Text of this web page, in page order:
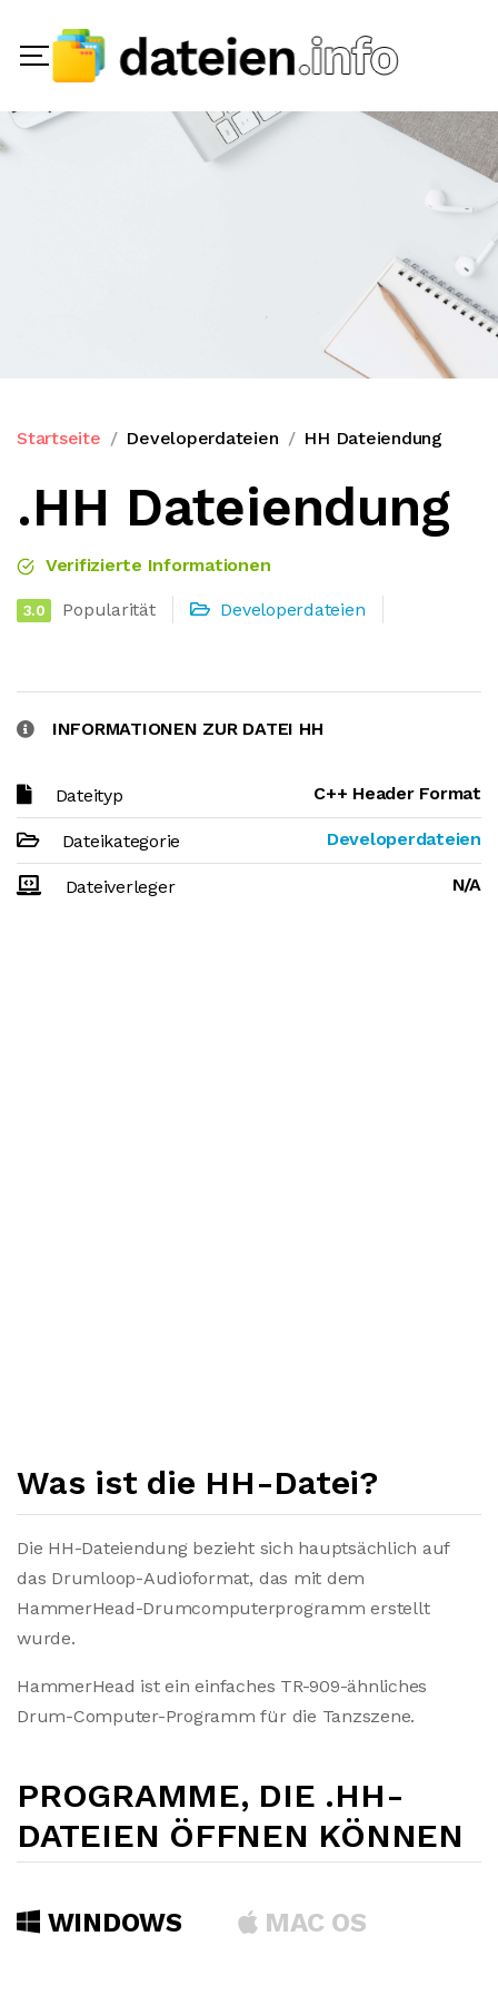
Startseite Developerdateien HH Dateiendung
.HH Dateiendung
Verifizierte Informationen
3.0 Popularität Developerdateien
INFORMATIONEN ZUR DATEI HH
Dateityp C++ Header Format
Dateikategorie Developerdateien
Dateiverleger N/A
Was ist die HH-Datei?
Die HH-Dateiendung bezieht sich hauptsächlich auf
das Drumloop-Audioformat, das mit dem
HammerHead-Drumcomputerprogramm erstellt
wurde.
HammerHead ist ein einfaches TR-909-ähnliches
Drum-Computer-Programm für die Tanzszene.
PROGRAMME, DIE .HH-
DATEIEN ÖFFNEN KÖNNEN
WINDOWS MAC OS